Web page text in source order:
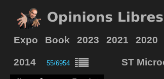
Expo Book 2023 2021 2020
2014 55/6954
89
Oct2014
119 Osons la France
Dec2014
7 Photo-Folders
Jul2014
ST